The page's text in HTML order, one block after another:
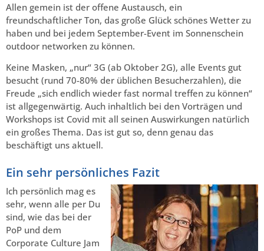
Allen gemein ist der offene Austausch, ein
freundschaftlicher Ton, das große Glück schönes Wetter zu
haben und bei jedem September-Event im Sonnenschein
outdoor networken zu können.
Keine Masken, „nur“ 3G (ab Oktober 2G), alle Events gut
besucht (rund 70-80% der üblichen Besucherzahlen), die
Freude „sich endlich wieder fast normal treffen zu können“
ist allgegenwärtig. Auch inhaltlich bei den Vorträgen und
Workshops ist Covid mit all seinen Auswirkungen natürlich
ein großes Thema. Das ist gut so, denn genau das
beschäftigt uns aktuell.
Ein sehr persönliches Fazit
Ich persönlich mag es
sehr, wenn alle per Du
sind, wie das bei der
PoP und dem
Corporate Culture Jam